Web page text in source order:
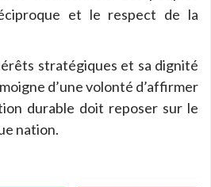
et le respect de la
stratégiques et sa dignité
d’une volonté d’affirmer
durable doit reposer sur le
nation.